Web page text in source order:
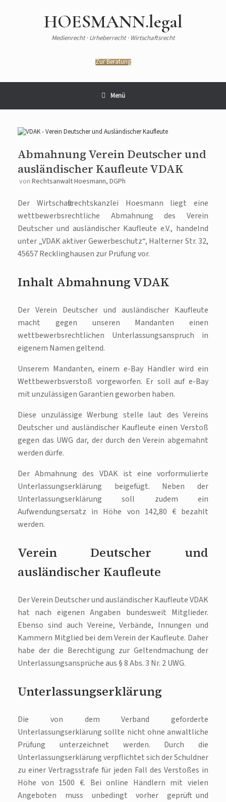
HOESMANN.legal
Medienrecht · Urheberrecht · Wirtschaftsrecht
Zur Beratung
Menü
Abmahnung Verein Deutscher und
ausländischer Kaufleute VDAK
von Rechtsanwalt Hoesmann, DGPh
Der Wirtschaftsrechtskanzlei Hoesmann liegt eine
wettbewerbsrechtliche Abmahnung des Verein
Deutscher und ausländischer Kaufleute e.V., handelnd
unter „VDAK aktiver Gewerbeschutz“, Halterner Str. 32,
45657 Recklinghausen zur Prüfung vor.
Inhalt Abmahnung VDAK
Der Verein Deutscher und ausländischer Kaufleute
macht gegen unseren Mandanten einen
wettbewerbsrechtlichen Unterlassungsanspruch in
eigenem Namen geltend.
Unserem Mandanten, einem e-Bay Händler wird ein
Wettbewerbsverstoß vorgeworfen. Er soll auf e-Bay
mit unzulässigen Garantien geworben haben.
Diese unzulässige Werbung stelle laut des Vereins
Deutscher und ausländischer Kaufleute einen Verstoß
gegen das UWG dar, der durch den Verein abgemahnt
werden dürfe.
Der Abmahnung des VDAK ist eine vorformulierte
Unterlassungserklärung beigefügt. Neben der
Unterlassungserklärung soll zudem ein
Aufwendungsersatz in Höhe von 142,80 € bezahlt
werden.
Verein Deutscher und
ausländischer Kaufleute
Der Verein Deutscher und ausländischer Kaufleute VDAK
hat nach eigenen Angaben bundesweit Mitglieder.
Ebenso sind auch Vereine, Verbände, Innungen und
Kammern Mitglied bei dem Verein der Kaufleute. Daher
habe der die Berechtigung zur Geltendmachung der
Unterlassungsansprüche aus § 8 Abs. 3 Nr. 2 UWG.
Unterlassungserklärung
Die von dem Verband geforderte
Unterlassungserklärung sollte nicht ohne anwaltliche
Prüfung unterzeichnet werden. Durch die
Unterlassungserklärung verpflichtet sich der Schuldner
zu einer Vertragsstrafe für jeden Fall des Verstoßes in
Höhe von 1500 €. Bei online Händlern mit vielen
Angeboten muss unbedingt vorher geprüft und